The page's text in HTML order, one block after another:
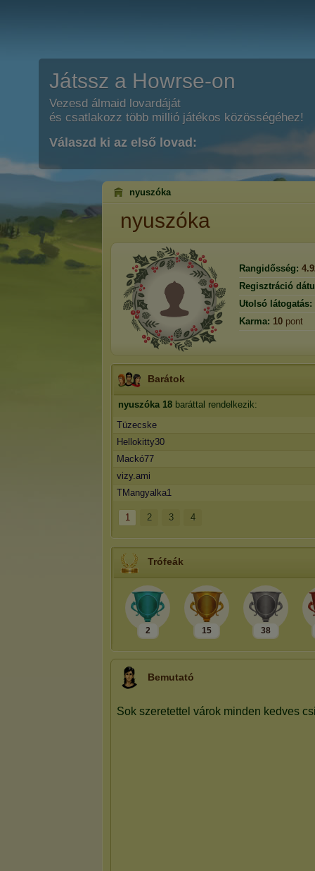
Játssz a Howrse-on
Vezesd álmaid lovardáját
és csatlakozz több millió játékos közösségéhez!
Válaszd ki az első lovad:
nyuszóka
nyuszóka
Rangidősség:
Regisztráció
Utolsó látogatás:
Karma: 10 pont
Barátok
nyuszóka 18 baráttal rendelkezik:
Tüzecske
Hellokitty30
Mackó77
vizy.ami
TMangyalka1
1 2 3 4
Trófeák
2 15 38
Bemutató